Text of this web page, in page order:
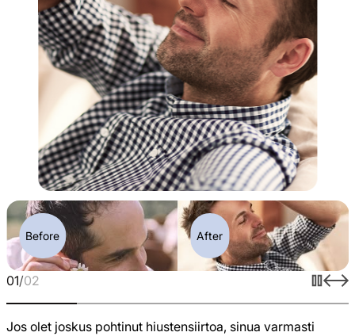
Jos olet joskus pohtinut hiustensiirtoa, sinua varmasti
Before After
01/02